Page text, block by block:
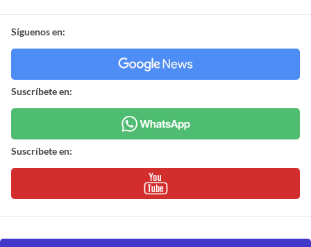
Síguenos en:
Suscríbete en:
Suscríbete en: